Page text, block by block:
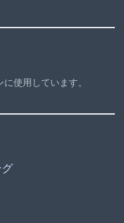
使用しています。